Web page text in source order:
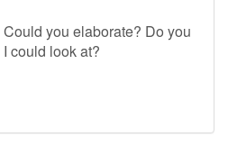
you elaborate? Do you
could look at?